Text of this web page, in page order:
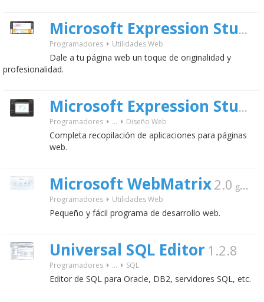
Microsoft Expression Studio Web Professional
Programadores Utilidades Web
Dale a tu página web un toque de originalidad y
profesionalidad.
Microsoft Expression Studio
Programadores ... Diseño Web
Completa recopilación de aplicaciones para páginas
web.
Microsoft WebMatrix2.0 gratis
Programadores Utilidades Web
Pequeño y fácil programa de desarrollo web.
Universal SQL Editor 1.2.8
Programadores ... SQL
Editor de SQL para Oracle, DB2, servidores SQL, etc.